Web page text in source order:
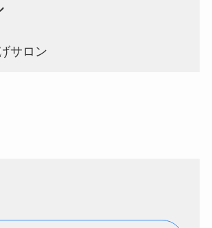
サロン